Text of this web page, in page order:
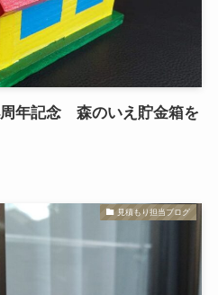
年記念 森のいえ貯金箱を
見積もり担当ブログ